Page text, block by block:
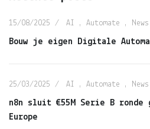
15/08/2025 AI , Automate , News
Bouw je eigen Digitale
25/03/2025 AI , Automate , News
n8n sluit €55M Serie B ronde
Europe